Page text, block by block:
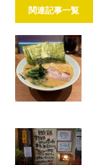
関連記事一覧